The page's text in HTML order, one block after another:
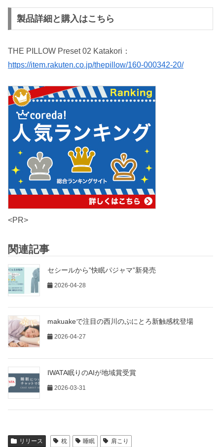
製品詳細と購入はこちら
THE PILLOW Preset 02 Katakori：
https://item.rakuten.co.jp/thepillow/160-000342-20/
<PR>
関連記事
セシールから”快眠パジャマ”新発売
2026-04-28
makuakeで注目の西川のぷにとろ新触感枕登場
2026-04-27
IWATA眠りのAIが地域賞受賞
2026-03-31
リリース 枕 睡眠 肩こり